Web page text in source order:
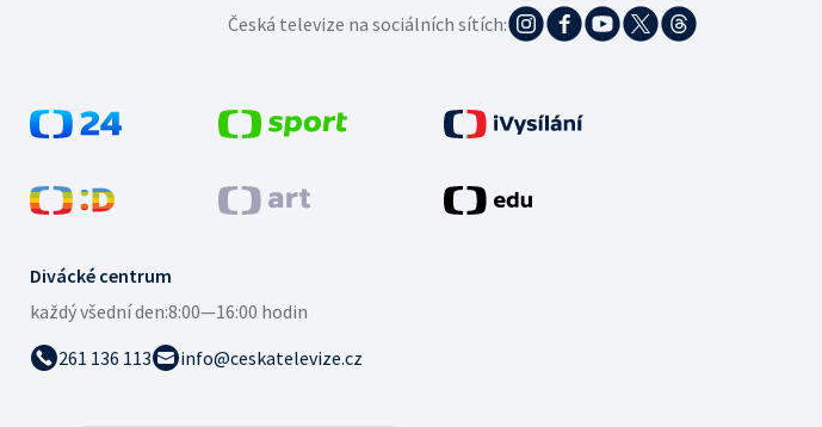
Divácké centrum
každý všední den:8:00—16:00 hodin
261 136 113
info@ceskatelevize.cz
Česká televize na sociálních sítích: